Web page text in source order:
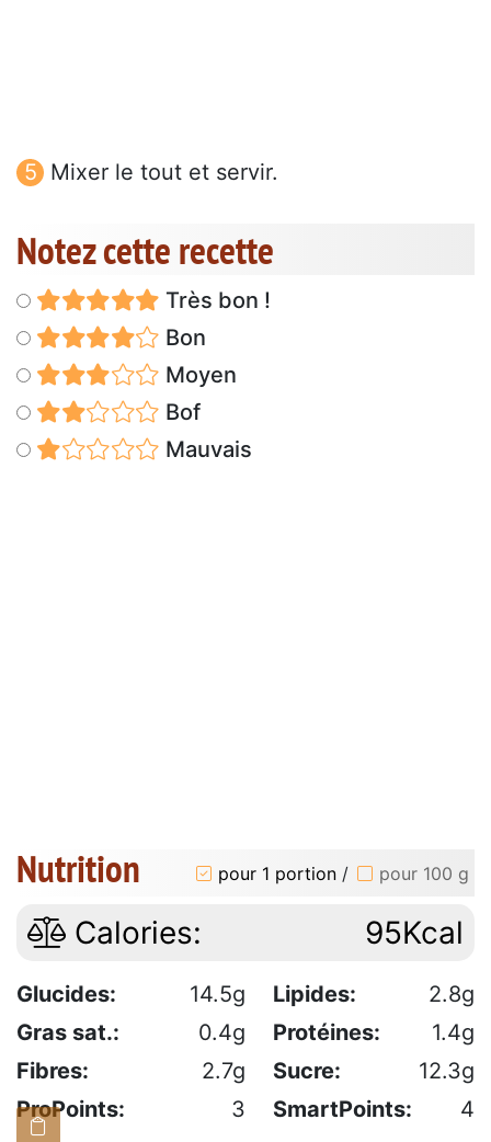
Mixer le tout et servir.
Notez cette recette
Très bon !
Bon
Moyen
Bof
Mauvais
Nutrition pour 1 portion / pour 100 g
Calories: 95Kcal
Glucides: 14.5g Lipides:
2.8g
Gras sat.:
0.4g Protéines:
1.4g
Fibres:
2.7g Sucre:
12.3g
ProPoints:
3 SmartPoints: 4